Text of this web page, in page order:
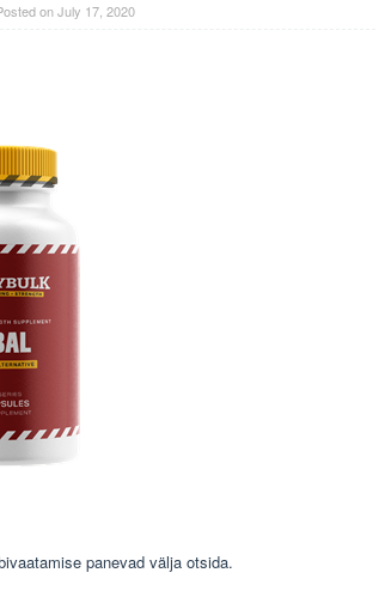
onJuly 17, 2020
panevad välja otsida.